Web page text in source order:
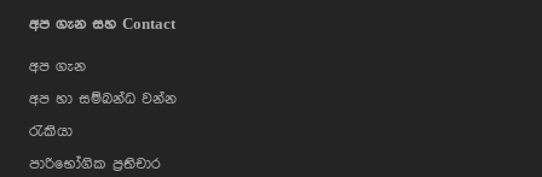
අප ගැන සහ Contact
අප ගැන
අප හා සම්බන්ධ වන්න
රැකියා
පාරිභෝගික ප්‍රතිචාර